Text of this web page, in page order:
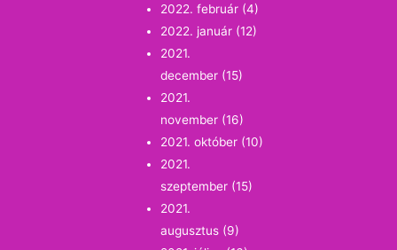
2022. február (4)
2022. január (12)
2021.
december (15)
2021.
november (16)
2021. október (10)
2021.
szeptember (15)
2021.
augusztus (9)